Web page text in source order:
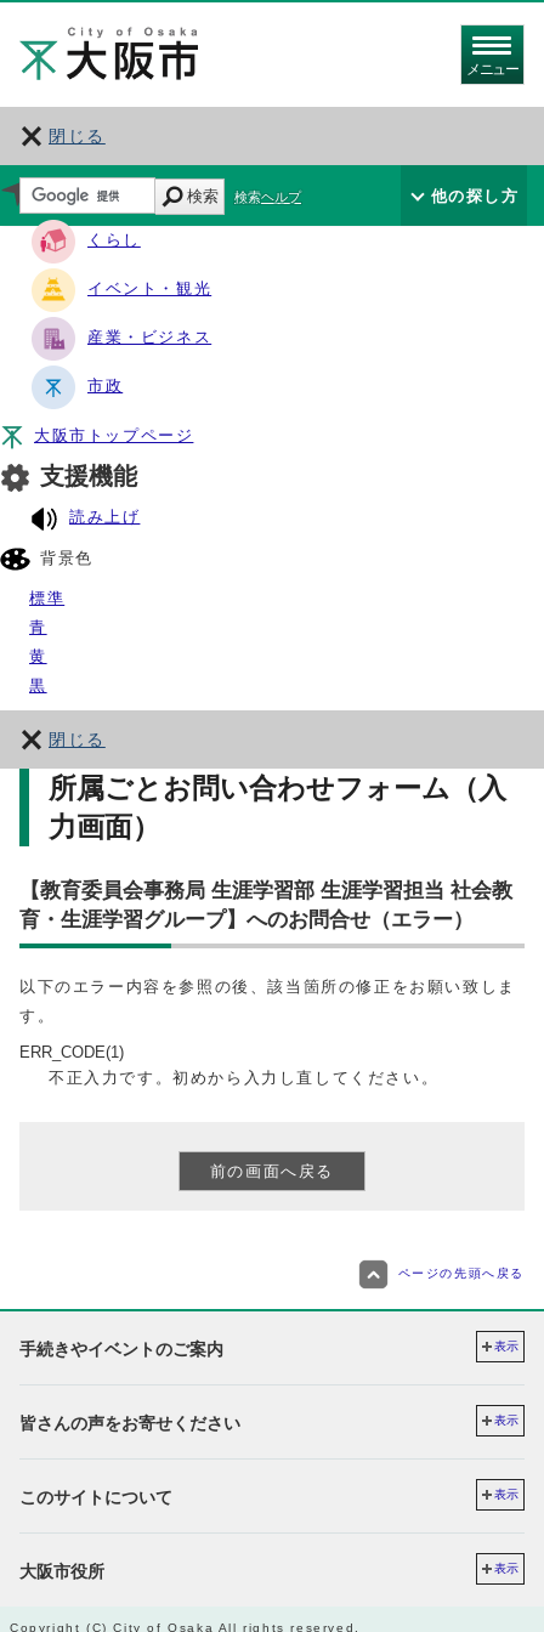
メニュー
閉じる
サイト・ナビ
くらし
イベント・観光
産業・ビジネス
市政
大阪市トップページ
支援機能
読み上げ
背景色
標準
青
黄
黒
閉じる
検索 検索ヘルプ 他の探し方
所属ごとお問い合わせフォーム（入
力画面）
【教育委員会事務局 生涯学習部 生涯学習担当 社会教
育・生涯学習グループ】へのお問合せ（エラー）
以下のエラー内容を参照の後、該当箇所の修正をお願い致しま
す。
ERR_CODE(1)
不正入力です。初めから入力し直してください。
ページの先頭へ戻る
手続きやイベントのご案内 表示
皆さんの声をお寄せください 表示
このサイトについて 表示
大阪市役所 表示
Copyright (C) City of Osaka All rights reserved.